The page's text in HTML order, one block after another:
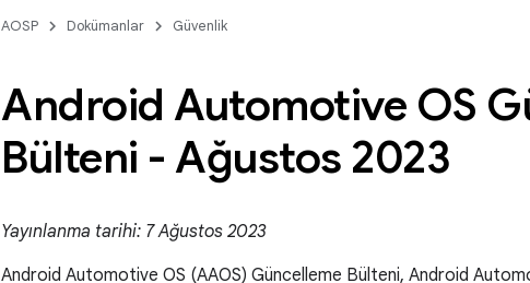
AOSP Dokümanlar Güvenlik
Android Automotive OS
Bülteni - Ağustos 2023
Yayınlanma tarihi: 7 Ağustos 2023
Android Automotive OS (AAOS) Güncelleme Bülteni, Android